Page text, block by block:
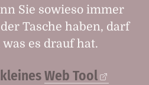
Sie sowieso immer
Tasche haben, darf
es drauf hat.
Web Tool